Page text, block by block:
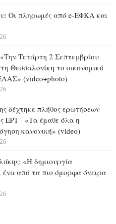
Οι πληρωμές από e-ΕΦΚΑ και
Τετάρτη 2 Σεπτεμβρίου
Θεσσαλονίκη το οικονομικό
(video+photo)
δέχτηκε πλήθος ερωτήσεων
ΕΡΤ - «Τα έμαθε όλα η
κανονική» (video)
«Η δημιουργία
ένα από τα πιο όμορφα όνειρα